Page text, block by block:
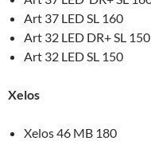
Art 37 LED SL 160
Art 32 LED DR+ SL 150
Art 32 LED SL 150
Xelos
Xelos 46 MB 180